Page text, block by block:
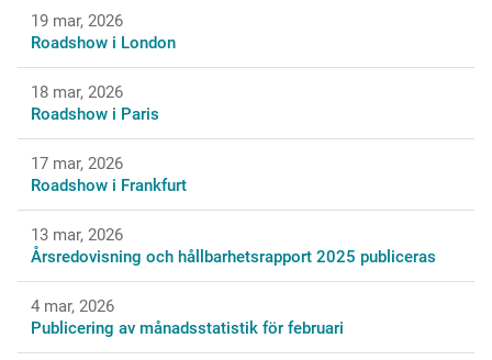
19 mar, 2026
Roadshow i London
18 mar, 2026
Roadshow i Paris
17 mar, 2026
Roadshow i Frankfurt
13 mar, 2026
Årsredovisning och hållbarhetsrapport 2025 publiceras
4 mar, 2026
Publicering av månadsstatistik för februari